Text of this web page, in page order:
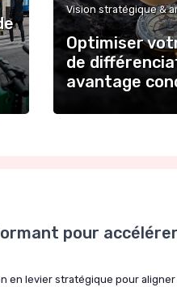
Optimiser
de
avantage
pour accélérer
en levier stratégique pour aligner